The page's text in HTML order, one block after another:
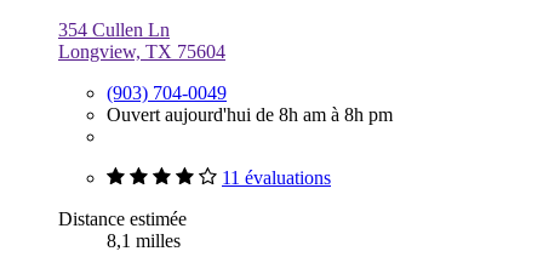
354 Cullen Ln
Longview, TX 75604
(903) 704-0049
Ouvert aujourd'hui de 8h am à 8h pm
11 évaluations
Distance estimée
8,1 milles